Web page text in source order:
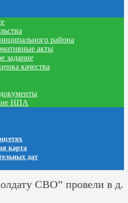
района
акты
задание
качества
НПА
карта
дат
СВО” провели в д.